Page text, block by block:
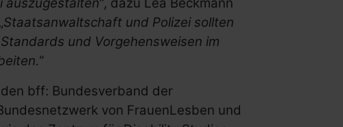
Staatsanwaltschaft und Polizei sollten
und Vorgehensweisen im
“
bff: Bundesverband der
von FrauenLesben und